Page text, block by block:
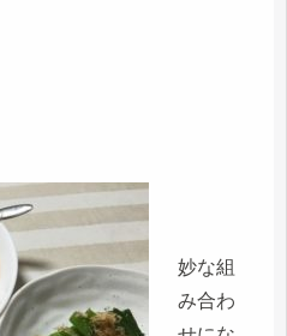
妙な組
み合わ